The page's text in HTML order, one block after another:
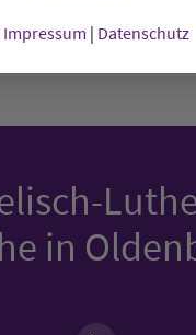
in
Impressum | Datenschutz